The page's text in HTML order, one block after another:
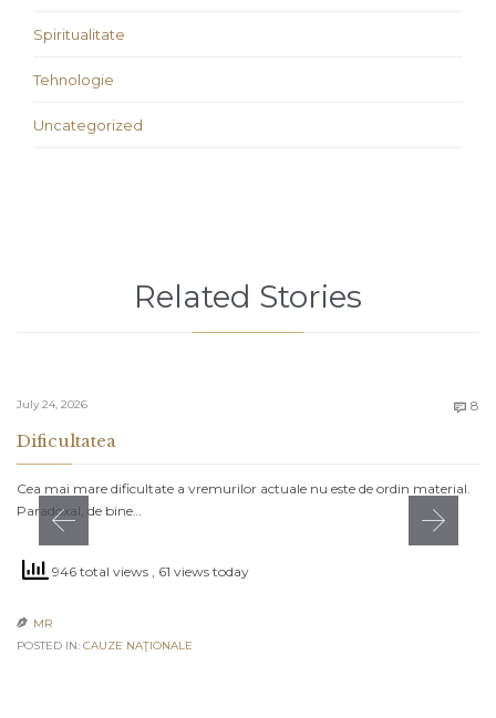
Spiritualitate
Tehnologie
Uncategorized
Related Stories
July 24, 2026  8
Dificultatea
Cea mai mare dificultate a vremurilor actuale nu este de ordin material.
Paradoxal, de bine…
946 total views , 61 views today
 MR
POSTED IN: CAUZE NAŢIONALE